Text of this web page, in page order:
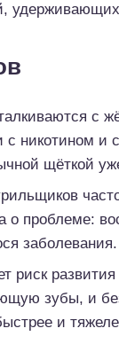
с
с никотином
щёткой
о проблеме:
заболевания.
риск
зубы, и
и